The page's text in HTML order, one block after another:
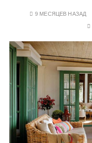
9 МЕСЯЦЕВ НАЗАД